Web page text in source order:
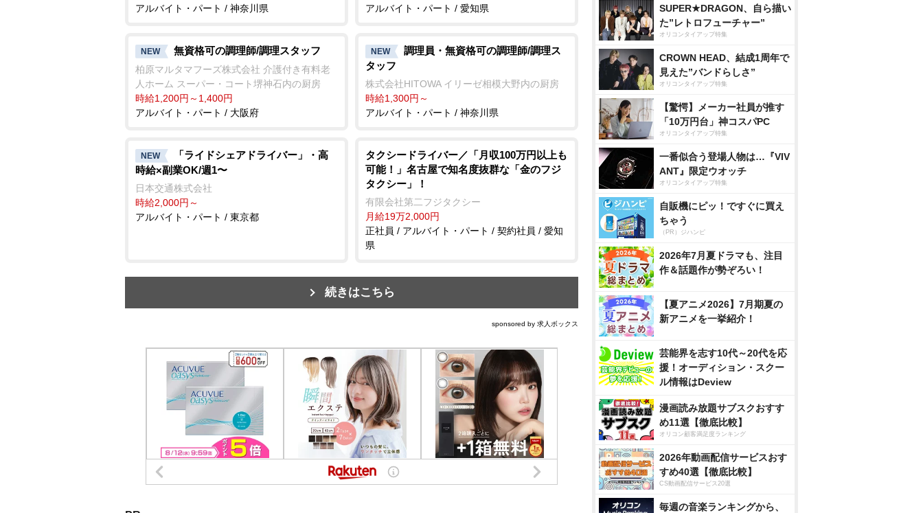
アルバイト・パート / 神奈川県
アルバイト・パート / 愛知県
NEW 無資格可の調理師/調理スタッフ
柏原マルタマフーズ株式会社 介護付き有料老
人ホーム スーパー・コート堺神石内の厨房
時給1,200円～1,400円
アルバイト・パート / 大阪府
NEW
調理員・無資格可の調理師/調理ス
タッフ
株式会社HITOWA イリーゼ相模大野内の厨房
時給1,300円～
アルバイト・パート / 神奈川県
NEW
「ライドシェアドライバー」・高
時給×副業OK/週1〜
日本交通株式会社
時給2,000円～
アルバイト・パート / 東京都
タクシードライバー／「月収100万円以上も
可能！」名古屋で知名度抜群な「金のフジ
タクシー」！
有限会社第二フジタクシー
月給19万2,000円
正社員 / アルバイト・パート / 契約社員 / 愛知
県
続きはこちら
sponsored by 求人ボックス
SUPER★DRAGON、自ら描い
た”レトロフューチャー”
オリコンタイアップ特集
CROWN HEAD、結成1周年で
見えた”バンドらしさ”
オリコンタイアップ特集
【驚愕】メーカー社員が推す
「10万円台」神コスパPC
オリコンタイアップ特集
一番似合う登場人物は…『VIV
ANT』限定ウオッチ
オリコンタイアップ特集
自販機にピッ！ですぐに買え
ちゃう
（PR）ジハンピ
2026年7月夏ドラマも、注目
作＆話題作が勢ぞろい！
【夏アニメ2026】7月期夏の
新アニメを一挙紹介！
芸能界を志す10代～20代を応
援！オーディション・スクー
ル情報はDeview
漫画読み放題サブスクおすす
め11選【徹底比較】
オリコン顧客満足度ランキング
2026年動画配信サービスおす
すめ40選【徹底比較】
CS動画配信サービス20選
毎週の音楽ランキングから、